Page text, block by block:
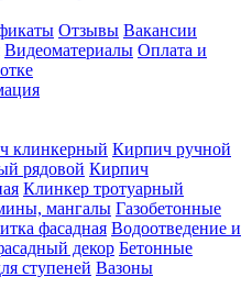
Отзывы Вакансии
Видеоматериалы Оплата и
клинкерный Кирпич ручной
рядовой Кирпич
Клинкер тротуарный
мангалы Газобетонные
фасадная Водоотведение и
декор Бетонные
ступеней Вазоны